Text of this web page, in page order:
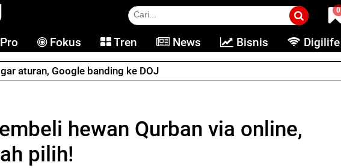
0
Pro Fokus Tren News Bisnis Digilife
aturan, Google banding ke DOJ
hewan Qurban via online,
pilih!